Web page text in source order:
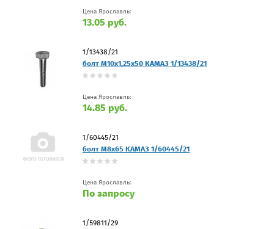
Цена Ярославль:
13.05 руб.
1/13438/21
болт М10х1,25х50 КАМАЗ 1/13438/21
Цена Ярославль:
14.85 руб.
1/60445/21
болт М8х65 КАМАЗ 1/60445/21
Цена Ярославль:
По запросу
1/59811/29